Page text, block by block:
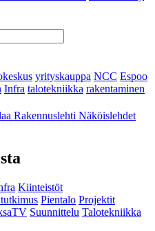
yrityskauppa NCC Espoo
Infra talotekniikka rakentaminen
Rakennuslehti Näköislehdet
Kiinteistöt
Pientalo Projektit
Suunnittelu Talotekniikka